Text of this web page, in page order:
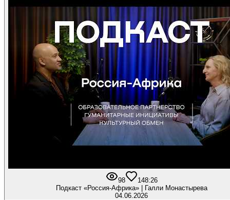
98 148:26
Подкаст «Россия-Африка» | Галли Монастырева
04.06.2026